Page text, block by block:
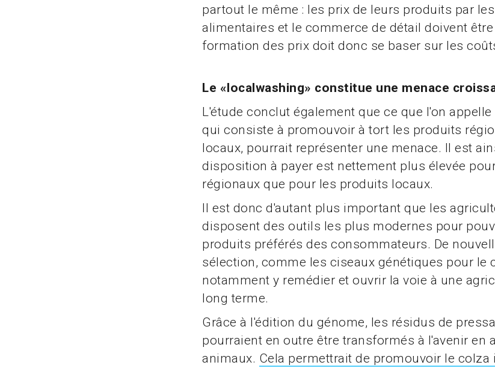
partout le même : les prix de leurs produits par
alimentaires et le commerce de détail doivent
formation des prix doit donc se baser sur les
Le «localwashing» constitue une menace
L'étude conclut également que ce que l'on
qui consiste à promouvoir à tort les produits
locaux, pourrait représenter une menace. Il est
disposition à payer est nettement plus élevée
régionaux que pour les produits locaux.
Il est donc d'autant plus important que les
disposent des outils les plus modernes pour
produits préférés des consommateurs. De
sélection, comme les ciseaux génétiques pour le
notamment y remédier et ouvrir la voie à une
long terme.
Grâce à l'édition du génome, les résidus de
pourraient en outre être transformés à l'avenir en
animaux. Cela permettrait de promouvoir le colza